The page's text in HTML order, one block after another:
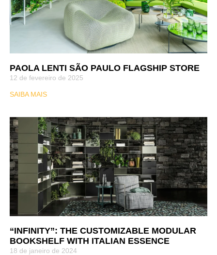
PAOLA LENTI SÃO PAULO FLAGSHIP STORE
12 de fevereiro de 2025
SAIBA MAIS
“INFINITY”: THE CUSTOMIZABLE MODULAR
BOOKSHELF WITH ITALIAN ESSENCE
18 de janeiro de 2024